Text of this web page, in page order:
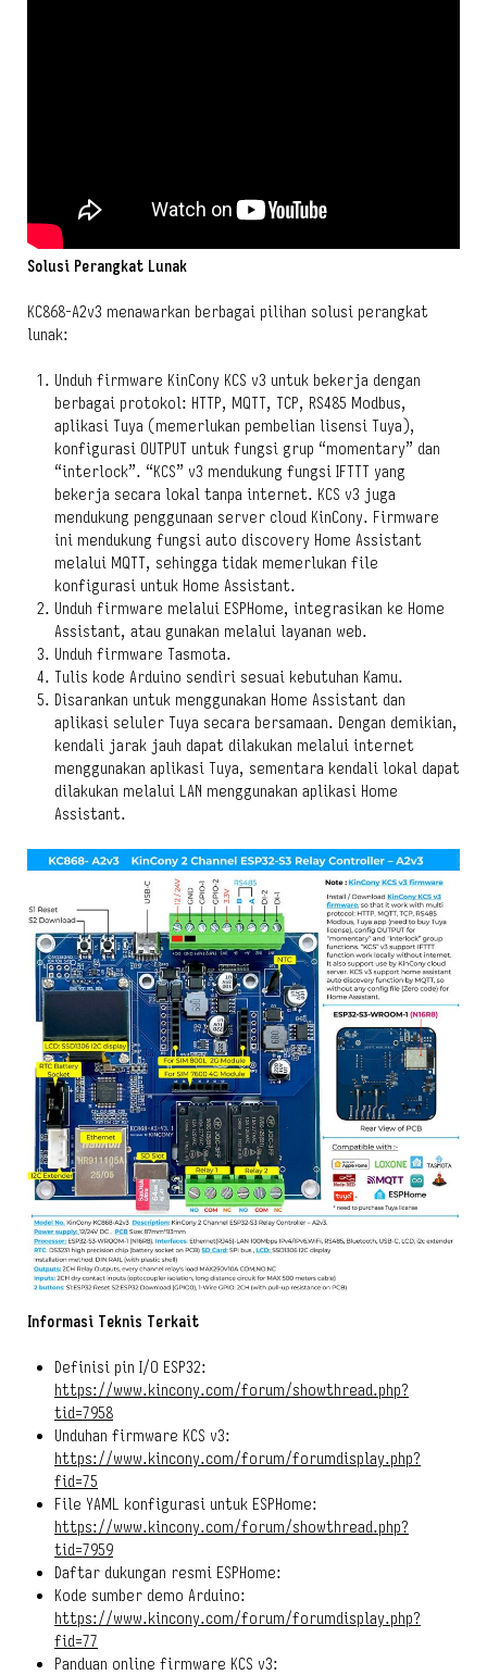
Solusi Perangkat Lunak
KC868-A2v3 menawarkan berbagai pilihan solusi perangkat
lunak:
Unduh firmware KinCony KCS v3 untuk bekerja dengan
berbagai protokol: HTTP, MQTT, TCP, RS485 Modbus,
aplikasi Tuya (memerlukan pembelian lisensi Tuya),
konfigurasi OUTPUT untuk fungsi grup “momentary” dan
“interlock”. “KCS” v3 mendukung fungsi IFTTT yang
bekerja secara lokal tanpa internet. KCS v3 juga
mendukung penggunaan server cloud KinCony. Firmware
ini mendukung fungsi auto discovery Home Assistant
melalui MQTT, sehingga tidak memerlukan file
konfigurasi untuk Home Assistant.
Unduh firmware melalui ESPHome, integrasikan ke Home
Assistant, atau gunakan melalui layanan web.
Unduh firmware Tasmota.
Tulis kode Arduino sendiri sesuai kebutuhan Kamu.
Disarankan untuk menggunakan Home Assistant dan
aplikasi seluler Tuya secara bersamaan. Dengan demikian,
kendali jarak jauh dapat dilakukan melalui internet
menggunakan aplikasi Tuya, sementara kendali lokal dapat
dilakukan melalui LAN menggunakan aplikasi Home
Assistant.
Informasi Teknis Terkait
Definisi pin I/O ESP32:
https://www.kincony.com/forum/showthread.php?
tid=7958
Unduhan firmware KCS v3:
https://www.kincony.com/forum/forumdisplay.php?
fid=75
File YAML konfigurasi untuk ESPHome:
https://www.kincony.com/forum/showthread.php?
tid=7959
Daftar dukungan resmi ESPHome:
Kode sumber demo Arduino:
https://www.kincony.com/forum/forumdisplay.php?
fid=77
Panduan online firmware KCS v3: